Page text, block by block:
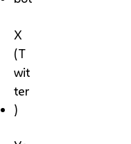
X
(T
wit
ter
)